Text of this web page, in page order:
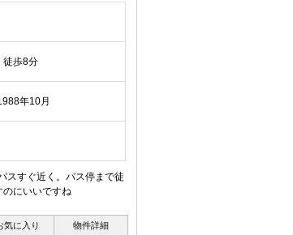
歩8分
年10月
スすぐ近く。バス停まで徒
のにいいですね
気に入り 物件詳細